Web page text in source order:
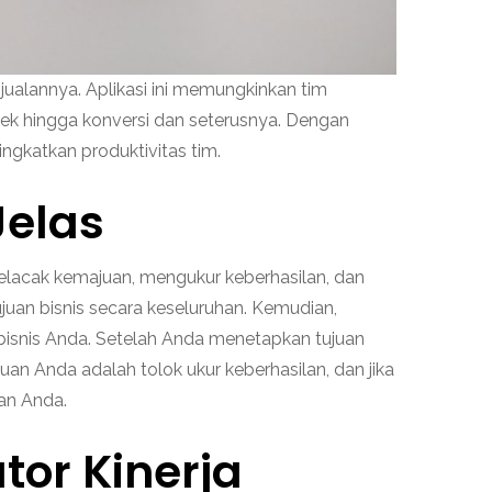
Aplikasi ini memungkinkan tim
hingga konversi dan seterusnya. Dengan
produktivitas tim.
kemajuan, mengukur keberhasilan, dan
bisnis secara keseluruhan. Kemudian,
Anda. Setelah Anda menetapkan tujuan
Anda adalah tolok ukur keberhasilan, dan jika
Anda.
Kinerja